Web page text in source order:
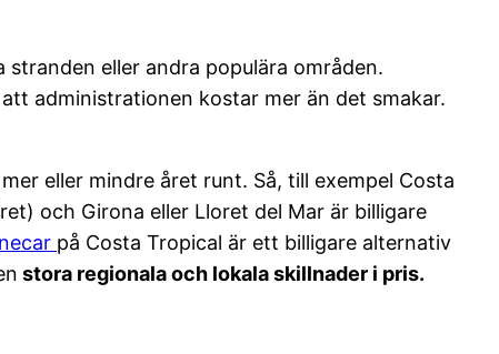
eller andra populära områden.
administrationen kostar mer än det smakar.
eller mindre året runt. Så, till exempel Costa
och Girona eller Lloret del Mar är billigare
på Costa Tropical är ett billigare alternativ
stora regionala och lokala skillnader i pris.